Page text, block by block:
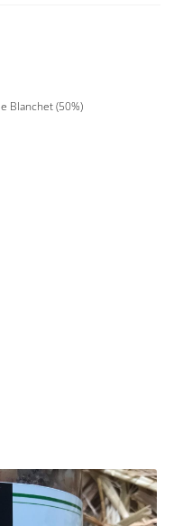
propositions commerciales à
désinscrire à tout moment en
Blanchet (50%)